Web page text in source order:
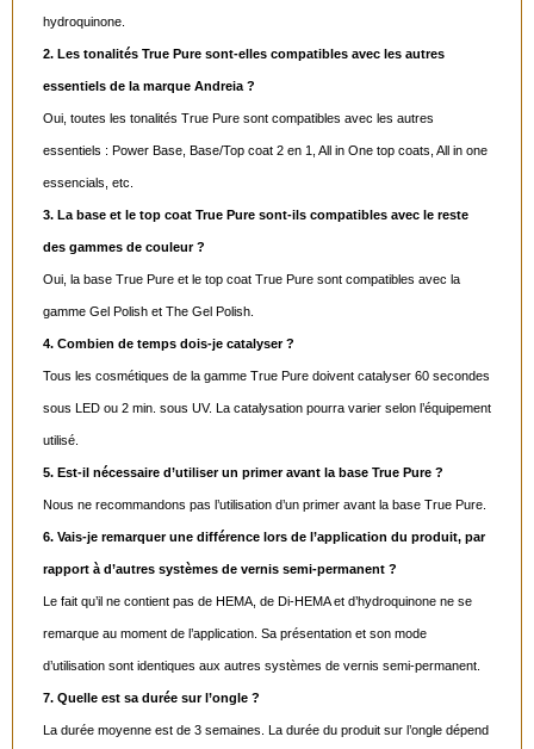
hydroquinone.
2. Les tonalités True Pure sont-elles compatibles avec les autres
essentiels de la marque Andreia ?
Oui, toutes les tonalités True Pure sont compatibles avec les autres
essentiels : Power Base, Base/Top coat 2 en 1, All in One top coats, All in one
essencials, etc.
3. La base et le top coat True Pure sont-ils compatibles avec le reste
des gammes de couleur ?
Oui, la base True Pure et le top coat True Pure sont compatibles avec la
gamme Gel Polish et The Gel Polish.
4. Combien de temps dois-je catalyser ?
Tous les cosmétiques de la gamme True Pure doivent catalyser 60 secondes
sous LED ou 2 min. sous UV. La catalysation pourra varier selon l’équipement
utilisé.
5. Est-il nécessaire d’utiliser un primer avant la base True Pure ?
Nous ne recommandons pas l’utilisation d’un primer avant la base True Pure.
6. Vais-je remarquer une différence lors de l’application du produit, par
rapport à d’autres systèmes de vernis semi-permanent ?
Le fait qu’il ne contient pas de HEMA, de Di-HEMA et d’hydroquinone ne se
remarque au moment de l’application. Sa présentation et son mode
d’utilisation sont identiques aux autres systèmes de vernis semi-permanent.
7. Quelle est sa durée sur l’ongle ?
La durée moyenne est de 3 semaines. La durée du produit sur l’ongle dépend